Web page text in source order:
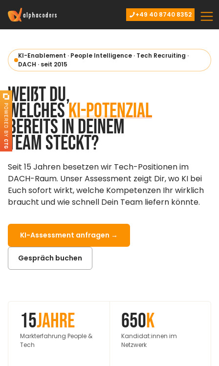
+49 40 8740 8352
KI-Enablement · People Intelligence · Tech Recruiting ·
DACH · seit 2015
Weißt Du,
welchesKI-Potenzial
bereits in Deinem
Team steckt?
Seit 15 Jahren besetzen wir Tech-Positionen im
DACH-Raum. Unser Assessment zeigt Dir, wo KI bei
Euch sofort wirkt, welche Kompetenzen Ihr wirklich
braucht und wie schnell Dein Team liefern könnte.
KI-Assessment anfragen →
Gespräch buchen
15Jahre
Markterfahrung People &
Tech
650K
Kandidat:innen im
Netzwerk